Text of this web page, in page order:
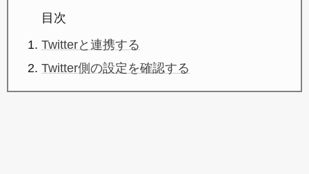
目次
Twitterと連携する
Twitter側の設定を確認する